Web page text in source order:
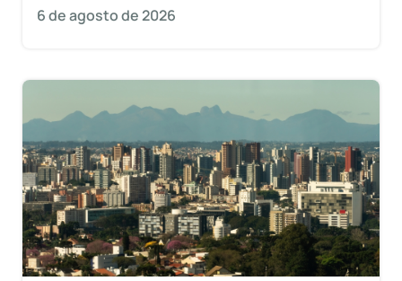
6 de agosto de 2026